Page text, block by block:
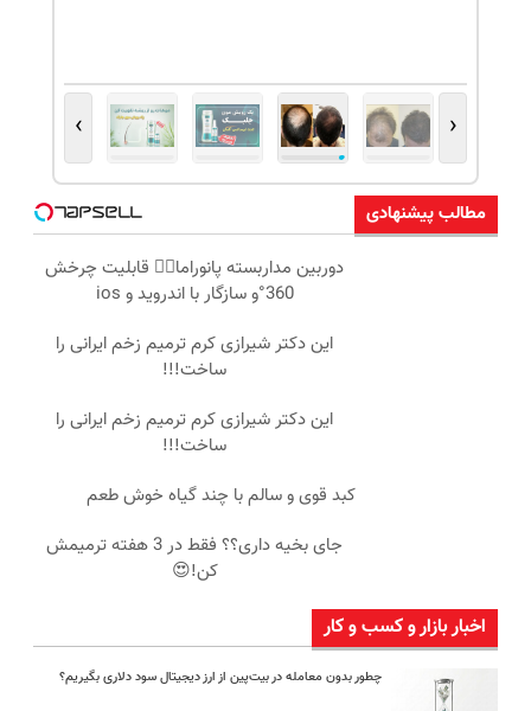
‹
›
مطالب پیشنهادی
دوربین مداربسته پانوراما👈🏻 قابلیت چرخش
360°و سازگار با اندروید و ios
این دکتر شیرازی کرم ترمیم زخم ایرانی را
ساخت!!!
این دکتر شیرازی کرم ترمیم زخم ایرانی را
ساخت!!!
کبد قوی و سالم با چند گیاه خوش طعم
جای بخیه داری؟؟ فقط در 3 هفته ترمیمش
کن!😍
اخبار بازار و کسب و کار
چطور بدون معامله در بیت‌پین از ارز دیجیتال سود دلاری بگیریم؟